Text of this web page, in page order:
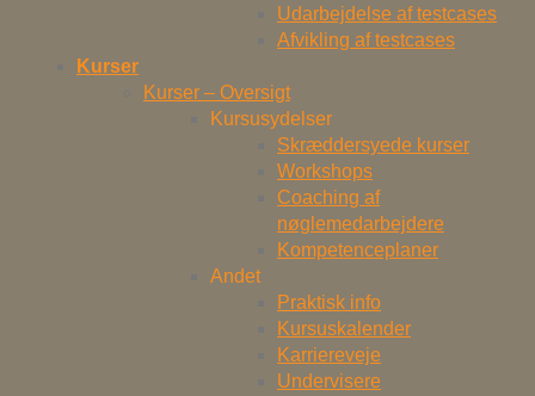
Udarbejdelse af testcases
Afvikling af testcases
Kurser
Kurser – Oversigt
Kursusydelser
Skræddersyede kurser
Workshops
Coaching af
nøglemedarbejdere
Kompetenceplaner
Andet
Praktisk info
Kursuskalender
Karriereveje
Undervisere